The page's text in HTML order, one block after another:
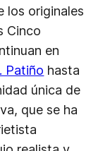
los originales
Cinco
en
Patiño hasta
única de
que se ha